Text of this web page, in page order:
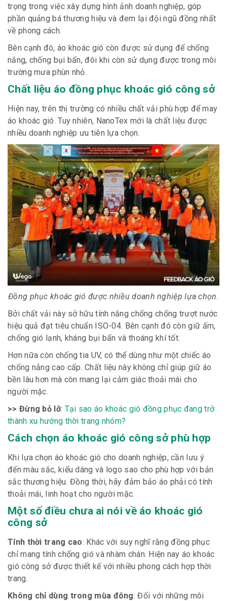
trọng trong việc xây dựng hình ảnh doanh nghiệp, góp
phần quảng bá thương hiệu và đem lại đội ngũ đồng nhất
về phong cách.
Bên cạnh đó, áo khoác gió còn được sử dụng để chống
nắng, chống bụi bẩn, đôi khi còn sử dụng được trong môi
trường mưa phùn nhỏ.
Chất liệu áo đồng phục khoác gió công sở
Hiện nay, trên thị trường có nhiều chất vải phù hợp để may
áo khoác gió. Tuy nhiên, NanoTex mới là chất liệu được
nhiều doanh nghiệp ưu tiên lựa chọn.
Đồng phục khoác gió được nhiều doanh nghiệp lựa chọn.
Bởi chất vải này sở hữu tính năng chống chống trượt nước
hiệu quả đạt tiêu chuẩn ISO-04. Bên cạnh đó còn giữ ấm,
chống gió lạnh, kháng bụi bẩn và thoáng khí tốt.
Hơn nữa còn chống tia UV, có thể dùng như một chiếc áo
chống nắng cao cấp. Chất liệu này không chỉ giúp giữ áo
bền lâu hơn mà còn mang lại cảm giác thoải mái cho
người mặc.
>> Đừng bỏ lỡ: Tại sao áo khoác gió đồng phục đang trở
thành xu hướng thời trang nhóm?
Cách chọn áo khoác gió công sở phù hợp
Khi lựa chọn áo khoác gió cho doanh nghiệp, cần lưu ý
đến màu sắc, kiểu dáng và logo sao cho phù hợp với bản
sắc thương hiệu. Đồng thời, hãy đảm bảo áo phải có tính
thoải mái, linh hoạt cho người mặc.
Một số điều chưa ai nói về áo khoác gió
công sở
Tính thời trang cao: Khác với suy nghĩ rằng đồng phục
chỉ mang tính chống gió và nhàm chán. Hiện nay áo khoác
gió công sở được thiết kế với nhiều phong cách hợp thời
trang.
Không chỉ dùng trong mùa đông: Đối với những môi